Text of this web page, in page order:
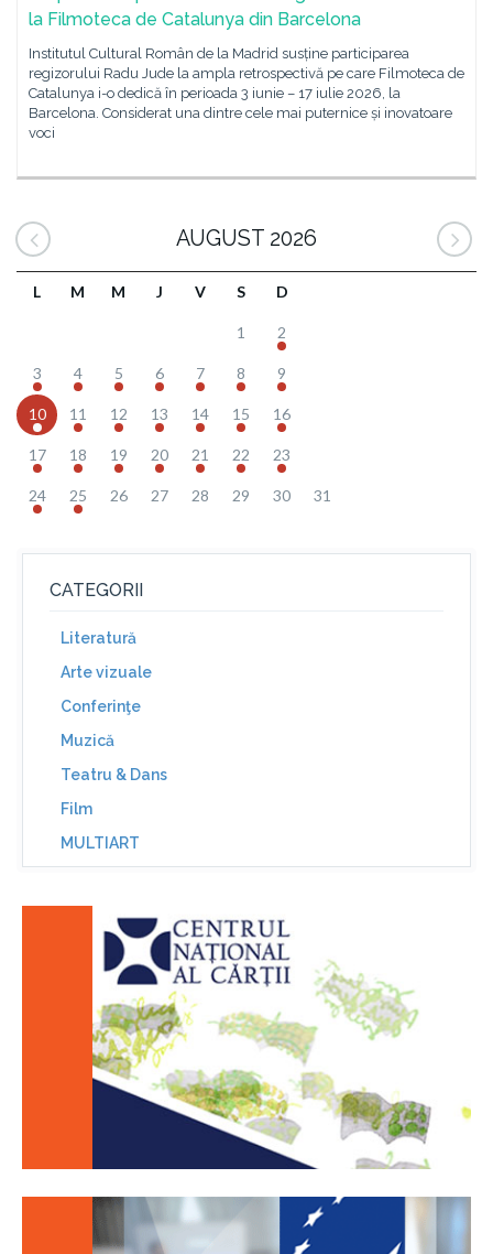
la Filmoteca de Catalunya din Barcelona
Institutul Cultural Român de la Madrid susține participarea
regizorului Radu Jude la ampla retrospectivă pe care Filmoteca de
Catalunya i-o dedică în perioada 3 iunie – 17 iulie 2026, la
Barcelona. Considerat una dintre cele mai puternice și inovatoare
voci
AUGUST 2026
L M M J V S D
1 2
3 4 5 6 7 8 9
10 11 12 13 14 15 16
17 18 19 20 21 22 23
24 25 26 27 28 29 30 31
CATEGORII
Literatură
Arte vizuale
Conferinţe
Muzică
Teatru & Dans
Film
MULTIART